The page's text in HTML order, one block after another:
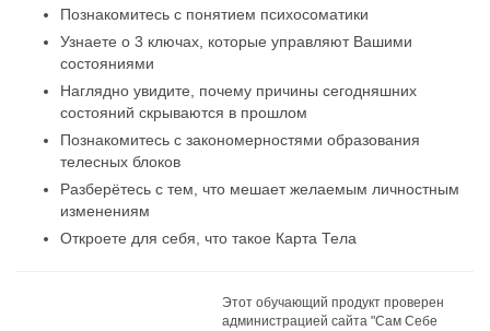
Познакомитесь с понятием психосоматики
Узнаете о 3 ключах, которые управляют Вашими
состояниями
Наглядно увидите, почему причины сегодняшних
состояний скрываются в прошлом
Познакомитесь с закономерностями образования
телесных блоков
Разберётесь с тем, что мешает желаемым личностным
изменениям
Откроете для себя, что такое Карта Тела
Этот обучающий продукт проверен
администрацией сайта "Сам Себе